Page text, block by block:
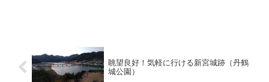
眺望良好！気軽に行ける新宮城跡（丹鶴
城公園）